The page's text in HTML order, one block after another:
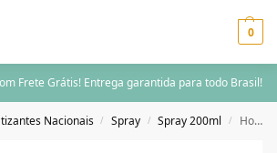
0
Frete Grátis! Entrega garantida para todo Brasil!
Nacionais / Spray / Spray 200ml / Home Spray 200ml Flor de Laranjeira – Elementos, Lenvie